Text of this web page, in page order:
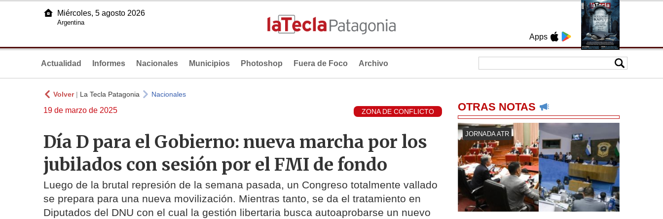
Apps
Miércoles, 5 agosto 2026
Argentina
Actualidad Informes Nacionales Municipios Photoshop Fuera de Foco Archivo
Volver| La Tecla Patagonia Nacionales
19 de marzo de 2025 ZONA DE CONFLICTO
Día D para el Gobierno: nueva marcha por los
jubilados con sesión por el FMI de fondo
Luego de la brutal represión de la semana pasada, un Congreso totalmente vallado
se prepara para una nueva movilización. Mientras tanto, se da el tratamiento en
Diputados del DNU con el cual la gestión libertaria busca autoaprobarse un nuevo
OTRAS NOTAS
JORNADA ATR